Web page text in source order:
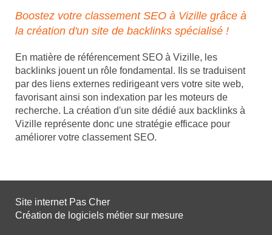
Boostez votre classement SEO à Vizille grâce à
la création d'un site de backlinks spécialisé !
En matière de référencement SEO à Vizille, les
backlinks jouent un rôle fondamental. Ils se traduisent
par des liens externes redirigeant vers votre site web,
favorisant ainsi son indexation par les moteurs de
recherche. La création d'un site dédié aux backlinks à
Vizille représente donc une stratégie efficace pour
améliorer votre classement SEO.
Site internet Pas Cher
Création de logiciels métier sur mesure